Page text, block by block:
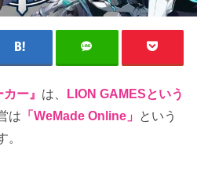
ー』 は、 LION GAMESという
は 「WeMade Online」 という
。